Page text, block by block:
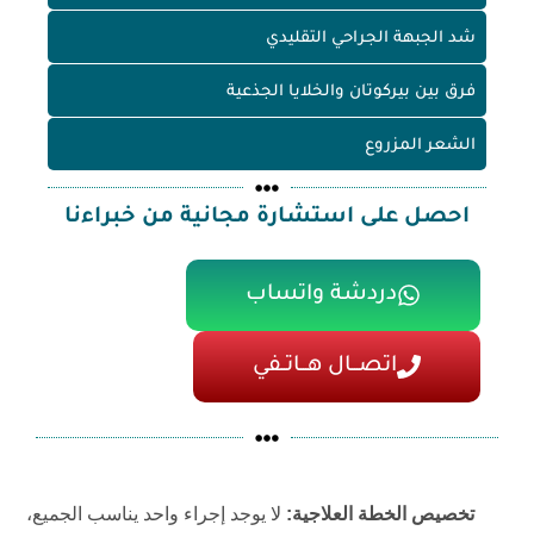
شد الجبهة الجراحي التقليدي
فرق بين بيركوتان والخلايا الجذعية
الشعر المزروع
احصل على استشارة مجانية من خبراءنا
دردشة واتساب
اتصـــال هـــاتــفي
تخصيص الخطة العلاجية: لا يوجد إجراء واحد يناسب الجميع،